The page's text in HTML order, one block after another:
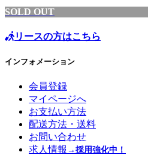
SOLD OUT
リースの方はこちら
インフォメーション
会員登録
マイページへ
お支払い方法
配送方法・送料
お問い合わせ
求人情報 →採用強化中！